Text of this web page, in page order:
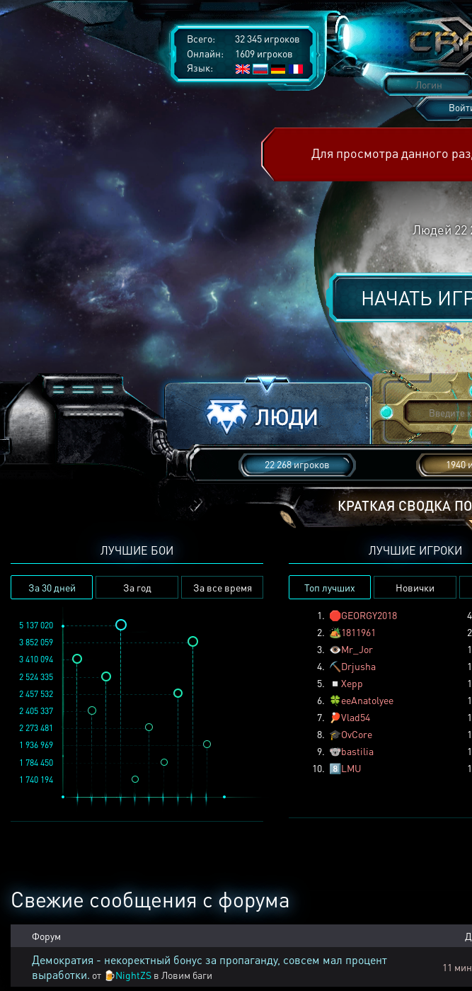
Всего:
32 345 игроков
Онлайн:
1609 игроков
Язык:
Для просмотра данного
Людей 22
НАЧАТЬ
22 268 игроков 1940
КРАТКАЯ СВОДКА
ЛУЧШИЕ БОИ
За 30 дней За год За все время
1 936 969
3 852 059
2 457 532
1 784 450
2 273 481
1 740 194
5 137 020
2 524 335
2 405 337
3 410 094
ЛУЧШИЕ ИГРОКИ
Топ лучших Новички
1. 🛑GEORGY2018
2. 🏕️1811961
3. 👁️Mr_Jor
4. ⛏️ Drjusha
5.
◽ Xepp
6. 🍀eeAnatolyee
7.
🏓Vlad54
8. 🎓OvCore
9. 🐨bastilia
10. 8️⃣LMU
Свежие сообщения с форума
Форум
Демократия - некоректный бонус за пропаганду, совсем мал процент
выработки. от 🍺NightZS в Ловим баги
11